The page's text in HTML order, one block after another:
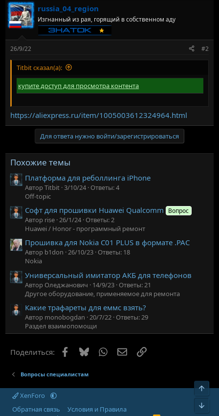
russia_04_region
Изгнанный из рая, горящий в собственном аду
26/9/22 #2
Titbit сказал(а):
купите доступ для просмотра контента
https://aliexpress.ru/item/1005003612324964.html
Для ответа нужно войти/зарегистрироваться
Похожие темы
Платформа для реболлинга iPhone
Автор Titbit 3/10/24 Ответы: 4
Off-topic
Софт для прошивки Huawei Qualcomm Вопрос
Автор rise 26/1/24 Ответы: 2
Huawei / Honor - программный ремонт
Прошивка для Nokia C01 PLUS в формате .PAC
Автор b1don 26/10/23 Ответы: 18
Nokia
Универсальный имитатор АКБ для телефонов
Автор Оледжанович 14/9/23 Ответы: 21
Другое оборудование, применяемое для ремонта
Какие трафареты для еммс взять?
Автор monobogdan 20/7/22 Ответы: 29
Раздел взаимопомощи
Поделиться: Facebook
Bluesky WhatsAppЭлектронная почта
Ссылка
Вопросы специалистам
XenForo
Обратная связь
Условия и Правила
Верх